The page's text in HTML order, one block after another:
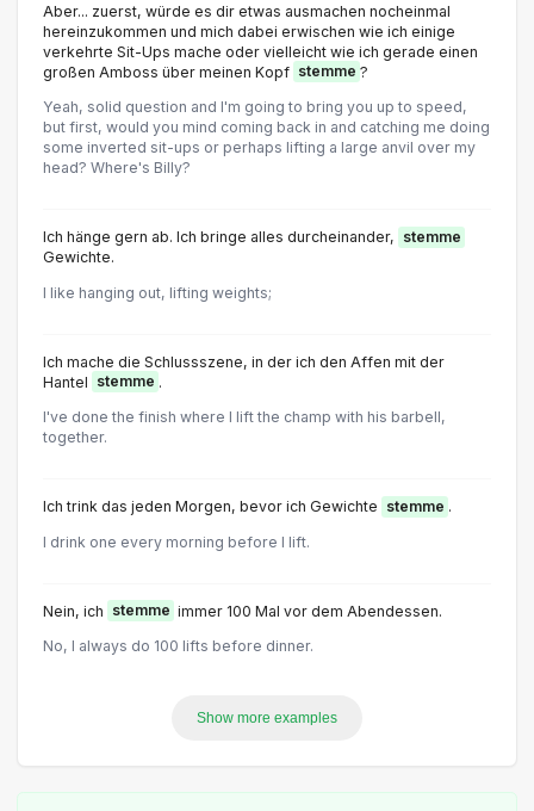
Aber... zuerst, würde es dir etwas ausmachen nocheinmal
hereinzukommen und mich dabei erwischen wie ich einige
verkehrte Sit-Ups mache oder vielleicht wie ich gerade einen
großen Amboss über meinen Kopf stemme ?
Yeah, solid question and I'm going to bring you up to speed,
but first, would you mind coming back in and catching me doing
some inverted sit-ups or perhaps lifting a large anvil over my
head? Where's Billy?
Ich hänge gern ab. Ich bringe alles durcheinander, stemme
Gewichte.
I like hanging out, lifting weights;
Ich mache die Schlussszene, in der ich den Affen mit der
Hantel stemme .
I've done the finish where I lift the champ with his barbell,
together.
Ich trink das jeden Morgen, bevor ich Gewichte stemme .
I drink one every morning before I lift.
Nein, ich stemme immer 100 Mal vor dem Abendessen.
No, I always do 100 lifts before dinner.
Show more examples